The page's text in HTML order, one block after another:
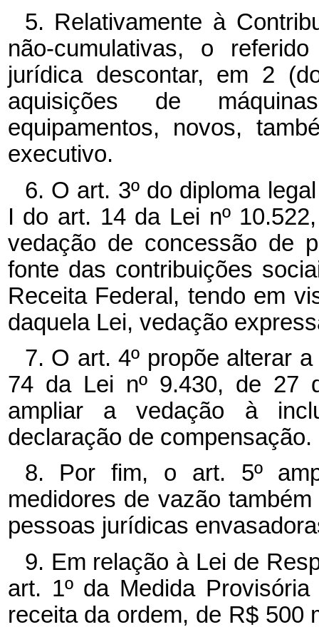
5. Relativamente à
não-cumulativas, o
jurídica descontar, em 2
aquisições de
equipamentos, novos,
executivo.
6. O art. 3º do diploma
I do art. 14 da Lei nº
vedação de concessão de
fonte das contribuições
Receita Federal, tendo em
daquela Lei, vedação
7. O art. 4º propõe alterar
74 da Lei nº 9.430, de 27
ampliar a vedação à
declaração de compensação.
8. Por fim, o art. 5º
medidores de vazão
pessoas jurídicas
9. Em relação à Lei de
art. 1º da Medida
receita da ordem, de R$ 500